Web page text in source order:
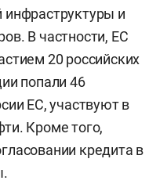
инфраструктуры и
В частности, ЕС
20 российских
попали 46
ЕС, участвуют в
Кроме того,
кредита в